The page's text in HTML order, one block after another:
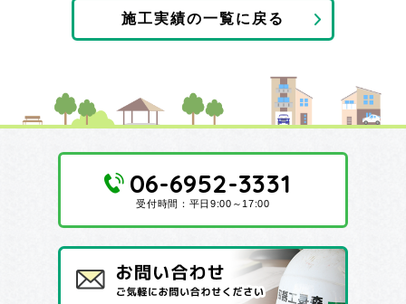
施工実績の一覧に戻る
06-6952-3331
受付時間：平日9:00～17:00